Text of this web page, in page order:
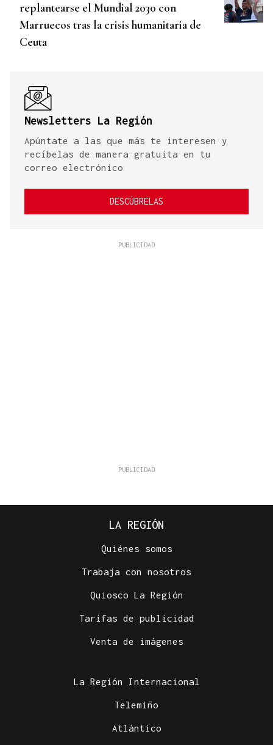
replantearse el Mundial 2030 con
Marruecos tras la crisis humanitaria de
Ceuta
Newsletters La Región
Apúntate a las que más te interesen y
recíbelas de manera gratuita en tu
correo electrónico
DESCÚBRELAS
LA REGIÓN
Quiénes somos
Trabaja con nosotros
Quiosco La Región
Tarifas de publicidad
Venta de imágenes
La Región Internacional
Telemiño
Atlántico